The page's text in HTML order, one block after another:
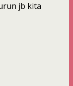
jb kita